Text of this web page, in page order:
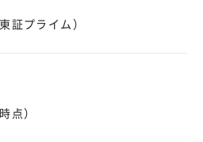
証プライム）
点）